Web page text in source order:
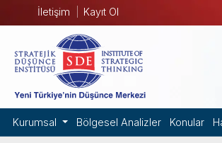
İletişim Kayıt Ol
Kurumsal Bölgesel Analizler Konular